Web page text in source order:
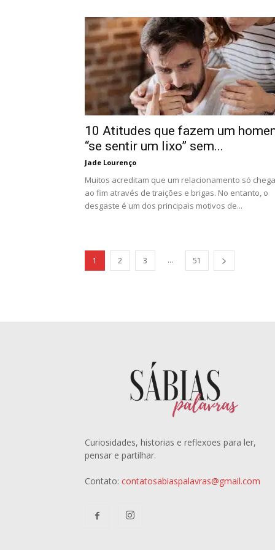
10 Atitudes que fazem um
“se sentir um lixo” sem...
Jade Lourenço
Muitos acreditam que um relacionamento só chega
ao fim através de traições e brigas. No entanto, o
desgaste é um dos principais motivos de...
1 2 3 ... 51
Curiosidades, historias e reflexoes para ler,
pensar e partilhar.
Contato: contatosabiaspalavras@gmail.com